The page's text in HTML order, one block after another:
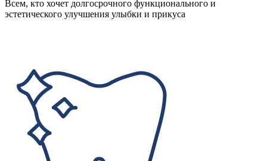
Всем, кто хочет долгосрочного функционального и
эстетического улучшения улыбки и прикуса